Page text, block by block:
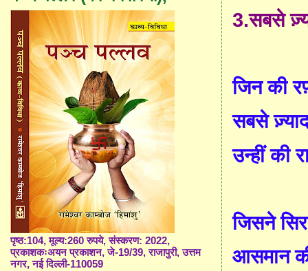
3.सबसे
जिन की
सबसे
उन्हीं की
जिसने
आसमान
पृष्ठ:104, मूल्य:260 रुपये, संस्करण: 2022,
प्रकाशकःअयन प्रकाशन, जे-19/39, राजापुरी, उत्तम
नगर, नई दिल्ली-110059